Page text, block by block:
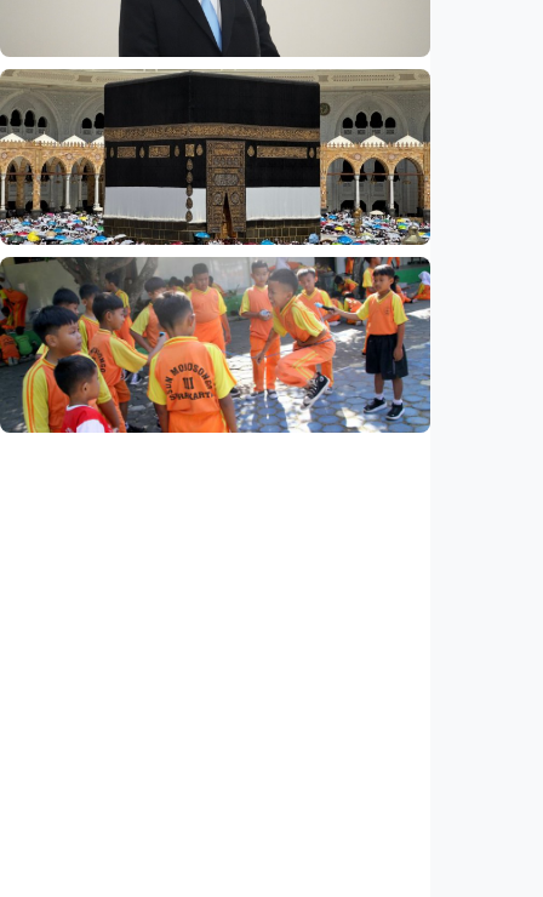
08 Aug 2026
Nasional
Rp4,1 triliun BOS Madrasah & BOP tahap II
segera cair, cek jadwal pengajuannya
Indonesia• 09 Aug 2026
Nasional
Analisis – Ke mana mengalirnya uang jemaah
haji Indonesia? Ada potensi ekonomi yang
bisa kembali ke Tanah Air (1 dari 3 tulisan)
Indonesia•08 Aug 2026